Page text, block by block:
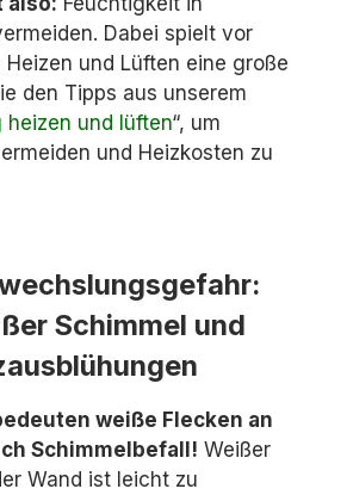
Dabei spielt vor
und Lüften eine große
den Tipps aus unserem
heizen und lüften“, um
und Heizkosten zu
Schimmel und
weiße Flecken an
Schimmelbefall! Weißer
Wand ist leicht zu